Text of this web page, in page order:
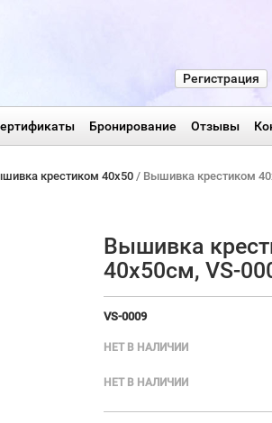
Регистрация
Бронирование Отзывы
крестиком 40х50 / Вышивка крестиком
Вышивка
40х50см, VS-
VS-0009
НЕТ В НАЛИЧИИ
НЕТ В НАЛИЧИИ